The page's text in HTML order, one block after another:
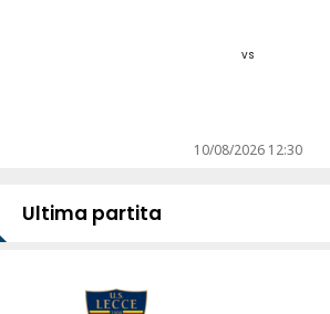
vs
10/08/2026 12:30
Ultima partita